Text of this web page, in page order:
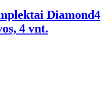
Diamond4
4 vnt.